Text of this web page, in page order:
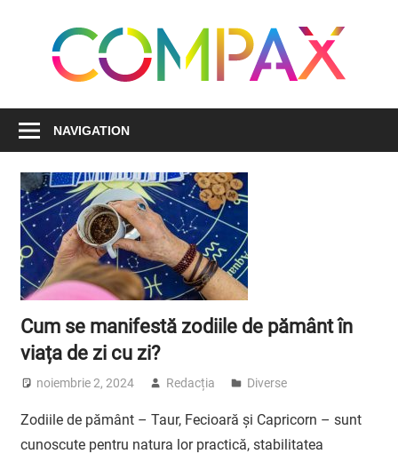
viața
succesul
tău
NAVIGATION
Cum se manifestă zodiile de pământ în
viața de zi cu zi?
noiembrie 2, 2024 Redacția Diverse
Zodiile de pământ – Taur, Fecioară și Capricorn – sunt
cunoscute pentru natura lor practică, stabilitatea